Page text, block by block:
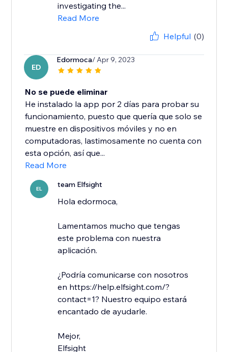
investigating the...
Read More
Helpful (0)
ED
Edormoca/ Apr 9, 2023
No se puede eliminar
He instalado la app por 2 días para probar su
funcionamiento, puesto que quería que solo se
muestre en dispositivos móviles y no en
computadoras, lastimosamente no cuenta con
esta opción, así que...
Read More
EL team Elfsight
Hola edormoca,
Lamentamos mucho que tengas
este problema con nuestra
aplicación.
¿Podría comunicarse con nosotros
en https://help.elfsight.com/?
contact=1? Nuestro equipo estará
encantado de ayudarle.
Mejor,
​Elfsight